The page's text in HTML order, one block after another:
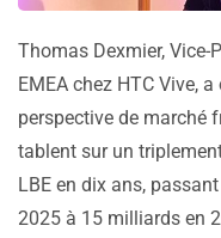
Thomas Dexmier, Vice-
EMEA chez HTC Vive,
perspective de marché
tablent sur un
LBE en dix ans,
2025 à 15 milliards en